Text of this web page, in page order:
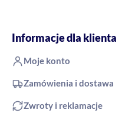
Informacje dla klienta
Moje konto
Zamówienia i dostawa
Zwroty i reklamacje